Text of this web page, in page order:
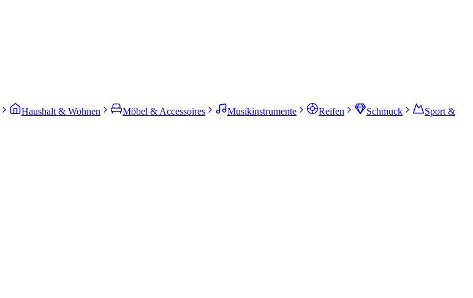
Haushalt & Wohnen Möbel & Accessoires Musikinstrumente Reifen Schmuck
Sport &